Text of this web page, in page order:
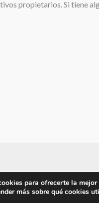
propietarios. Si tiene
Copyright © 2026 Abastos
para ofrecerte la
más sobre qué cookies